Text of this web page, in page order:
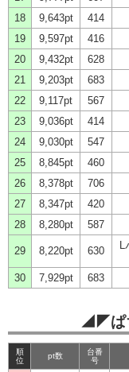
18
9,643pt 414
19
9,597pt 416
20
9,432pt 628
21
9,203pt 683
22
9,117pt 567
23
9,036pt 414
24
9,030pt 547
25
8,845pt 460
26
8,378pt 706
27
8,347pt 420
28
8,280pt 587
29 8,220pt 630
30 7,929pt 683
◢◤ぱ
順
位
pt数
台番
号